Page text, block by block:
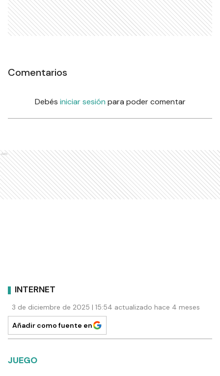
Comentarios
Debés iniciar sesión para poder comentar
Ads
INTERNET
3 de diciembre de 2025 | 15:54 actualizado hace 4 meses
Añadir como fuente en
JUEGO